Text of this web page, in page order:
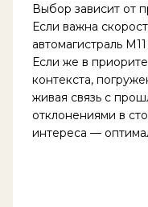
Выбор зависит от
Если важна
автомагистраль
Если же в
контекста,
живая связь с
отклонениями в
интереса —